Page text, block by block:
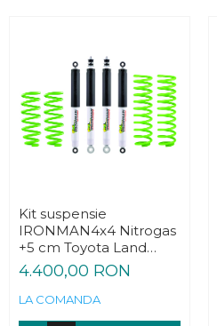
Kit suspensie
IRONMAN4x4 Nitrogas
+5 cm Toyota Land
Cruiser J70 1990-1996
4.400,00 RON
LA COMANDA